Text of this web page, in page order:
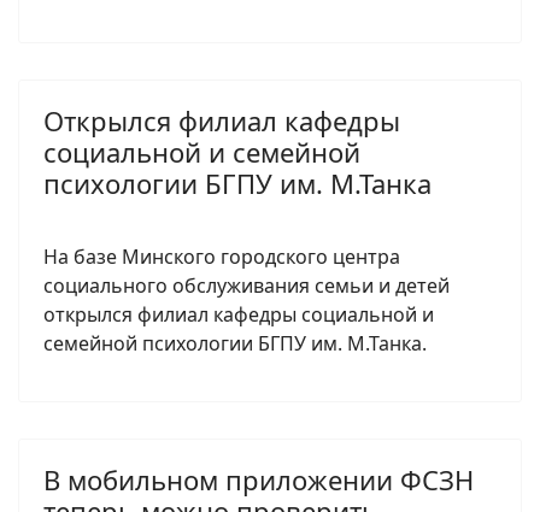
Открылся филиал кафедры
социальной и семейной
психологии БГПУ им. М.Танка
На базе Минского городского центра
социального обслуживания семьи и детей
открылся филиал кафедры социальной и
семейной психологии БГПУ им. М.Танка.
В мобильном приложении ФСЗН